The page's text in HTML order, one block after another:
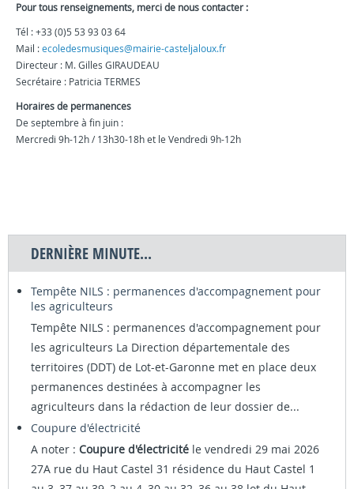
Pour tous renseignements, merci de nous contacter :
Tél : +33 (0)5 53 93 03 64
Mail : ecoledesmusiques@mairie-casteljaloux.fr
Directeur : M. Gilles GIRAUDEAU
Secrétaire : Patricia TERMES
Horaires de permanences
De septembre à fin juin :
Mercredi 9h-12h / 13h30-18h et le Vendredi 9h-12h
DERNIÈRE MINUTE...
Tempête NILS : permanences d'accompagnement pour
les agriculteurs
Tempête NILS : permanences d'accompagnement pour
les agriculteurs La Direction départementale des
territoires (DDT) de Lot-et-Garonne met en place deux
permanences destinées à accompagner les
agriculteurs dans la rédaction de leur dossier de...
Coupure d'électricité
A noter : Coupure d'électricité le vendredi 29 mai 2026
27A rue du Haut Castel 31 résidence du Haut Castel 1